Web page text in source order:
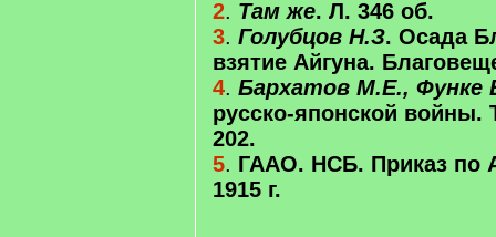
2. Там же. Л. 346 об.
3. Голубцов Н.З. Осада
взятие Айгуна.
4. Бархатов М.Е., Функе
русско-японской войны.
202.
5. ГААО. НСБ. Приказ по
1915 г.